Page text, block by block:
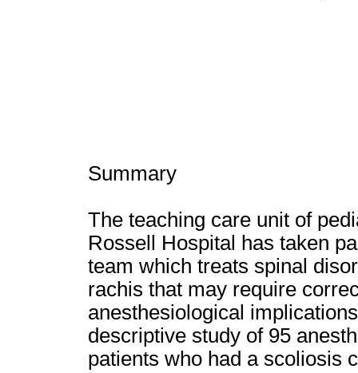
Summary
The teaching care unit of
Rossell Hospital has taken
team which treats spinal
rachis that may require
anesthesiological
descriptive study of 95
patients who had a scoliosis